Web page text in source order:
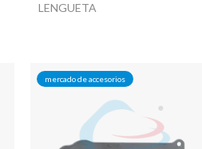
LENGUETA
mercado de accesorios